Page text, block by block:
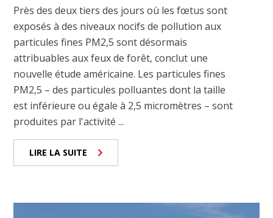
Près des deux tiers des jours où les fœtus sont
exposés à des niveaux nocifs de pollution aux
particules fines PM2,5 sont désormais
attribuables aux feux de forêt, conclut une
nouvelle étude américaine. Les particules fines
PM2,5 – des particules polluantes dont la taille
est inférieure ou égale à 2,5 micromètres – sont
produites par l'activité ...
LIRE LA SUITE